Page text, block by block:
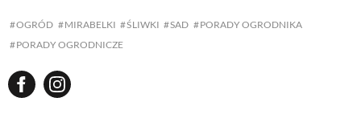
OGRÓD MIRABELKI ŚLIWKI SAD
PORADY OGRODNIKA
PORADY OGRODNICZE